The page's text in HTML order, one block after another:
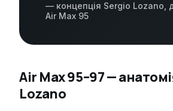
— концепція Sergio Lozano,
Air Max 95
Air Max 95–97 —
Lozano